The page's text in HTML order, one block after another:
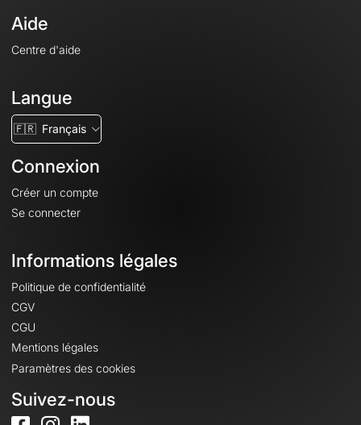
Aide
Centre d'aide
Langue
🇫🇷 Français
Connexion
Créer un compte
Se connecter
Informations légales
Politique de confidentialité
CGV
CGU
Mentions légales
Paramètres des cookies
Suivez-nous